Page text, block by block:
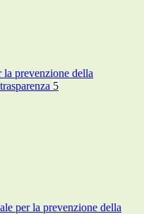
la prevenzione della
5
per la prevenzione della